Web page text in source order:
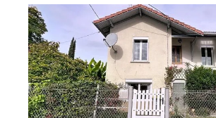
ST GAUDENS 31
125,12 m 2, 7 pièces
Ref : 846
Maison à vendre
97 000 €